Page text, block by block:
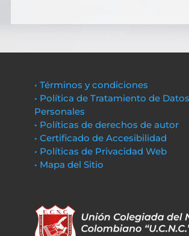
• Términos y condiciones
• Política de Tratamiento de Datos
Personales
• Políticas de derechos de autor
• Certificado de Accesibilidad
• Políticas de Privacidad Web
• Mapa del Sitio